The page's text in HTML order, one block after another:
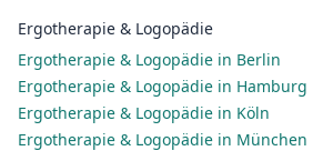
Ergotherapie & Logopädie
Ergotherapie & Logopädie in Berlin
Ergotherapie & Logopädie in Hamburg
Ergotherapie & Logopädie in Köln
Ergotherapie & Logopädie in München